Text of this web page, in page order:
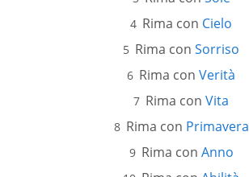
Rima con Cielo
Rima con Sorriso
Rima con Verità
Rima con Vita
Rima con Primavera
Rima con Anno